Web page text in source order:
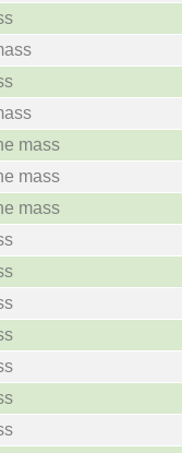
mass
mass
mass